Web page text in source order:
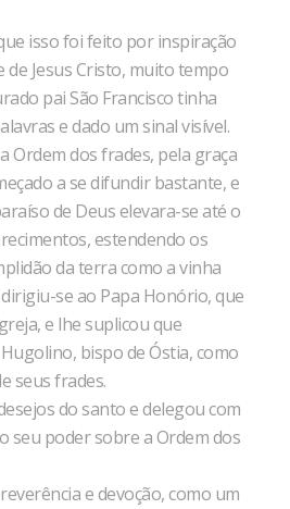
isso foi feito por inspiração
de Jesus Cristo, muito tempo
pai São Francisco tinha
e dado um sinal visível.
Ordem dos frades, pela graça
a se difundir bastante, e
de Deus elevara-se até o
estendendo os
da terra como a vinha
se ao Papa Honório, que
e lhe suplicou que
bispo de Óstia, como
seus frades.
do santo e delegou com
seu poder sobre a Ordem dos
e devoção, como um